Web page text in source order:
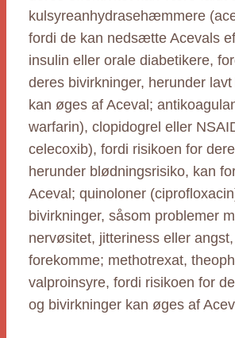
kulsyreanhydrasehæmmere
fordi de kan nedsætte Acevals
insulin eller orale diabetikere,
deres bivirkninger, herunder
kan øges af Aceval;
warfarin), clopidogrel eller
celecoxib), fordi risikoen for
herunder blødningsrisiko, kan
Aceval; quinoloner
bivirkninger, såsom problemer
nervøsitet, jitteriness eller
forekomme; methotrexat,
valproinsyre, fordi risikoen for
og bivirkninger kan øges af